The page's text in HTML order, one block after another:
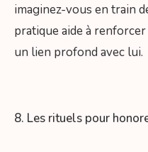
imaginez-vous en train
pratique aide à
un lien profond avec lui.
8. Les rituels pour